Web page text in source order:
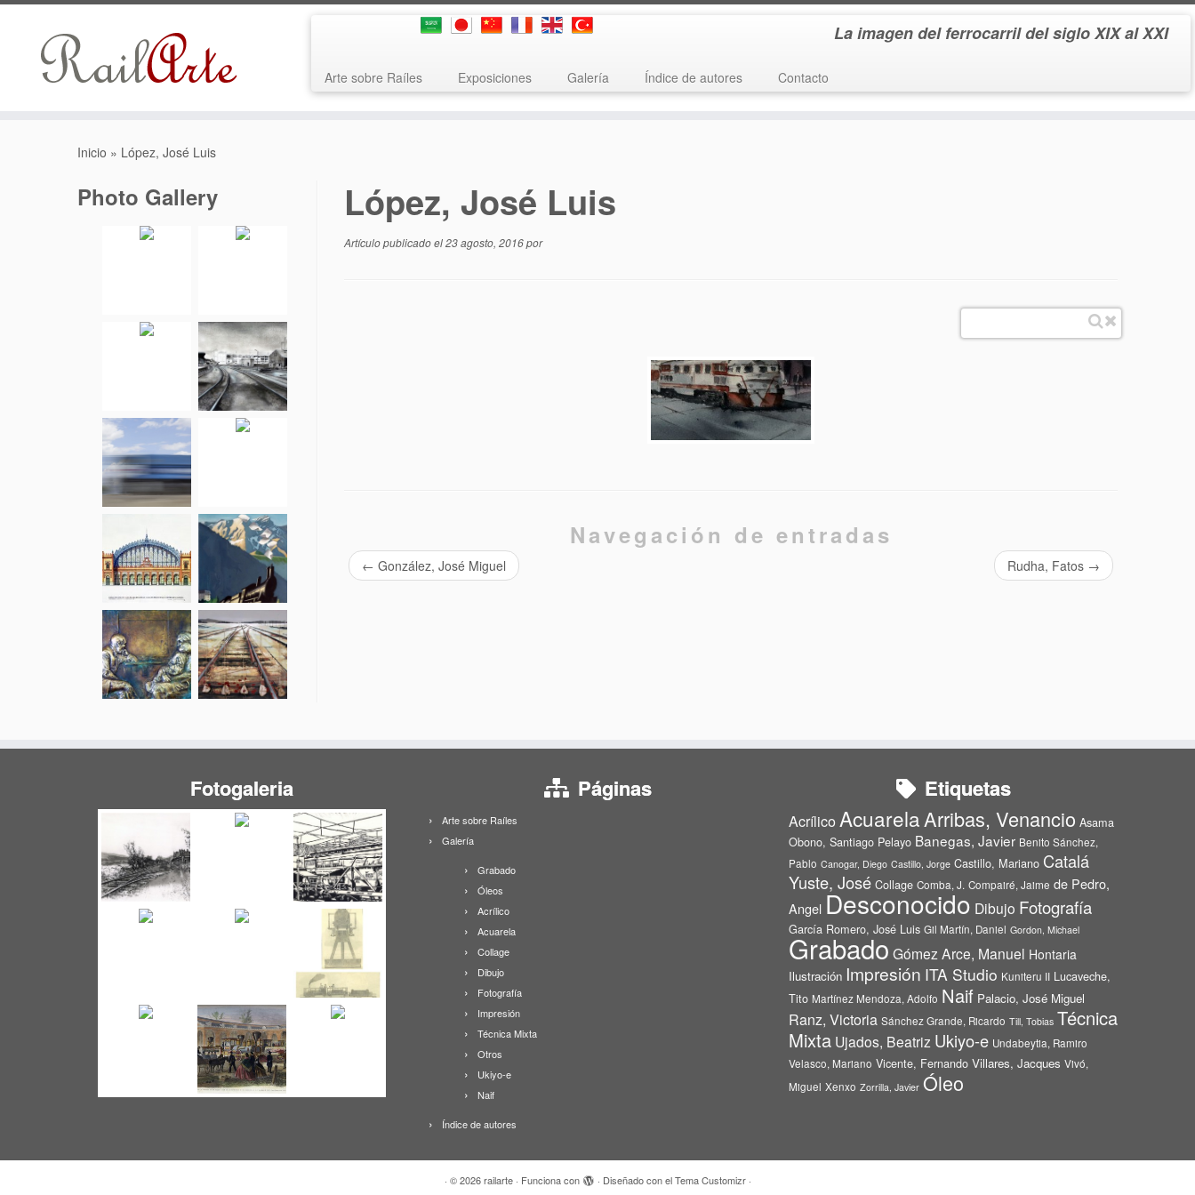
La imagen del ferrocarril del siglo XIX al XXI
Arte sobre Raíles Exposiciones Galería Índice de autores Contacto
Inicio » López, José Luis
Photo Gallery López, José Luis
Artículo publicado el23 agosto, 2016por
Navegación de entradas
← González, José Miguel Rudha, Fatos →
Fotogaleria Páginas
Arte sobre Raíles
Galería
Grabado
Óleos
Acrílico
Acuarela
Collage
Dibujo
Fotografía
Impresión
Técnica Mixta
Otros
Ukiyo-e
Naif
Índice de autores
Etiquetas
Acrílico AcuarelaArribas, Venancio Asama
Obono, Santiago Pelayo Banegas, Javier Benito Sánchez,
Pablo Canogar, Diego Castillo, Jorge Castillo, Mariano Catalá
Yuste, José Collage Comba, J. Compairé, Jaime de Pedro,
Angel Desconocido Dibujo Fotografía
García Romero, José Luis Gil Martín, Daniel Gordon, Michael
Grabado Gómez Arce, Manuel Hontaria
Ilustración Impresión ITA Studio Kuniteru II Lucaveche,
Tito Martínez Mendoza, Adolfo Naif Palacio, José Miguel
Ranz, Victoria Sánchez Grande, Ricardo Till, Tobias Técnica
Mixta Ujados, Beatriz Ukiyo-e Undabeytia, Ramiro
Velasco, Mariano Vicente, Fernando Villares, Jacques Vivó,
Miguel Xenxo Zorrilla, Javier Óleo
· © 2026 railarte· Funciona con · Diseñado con elTema Customizr·